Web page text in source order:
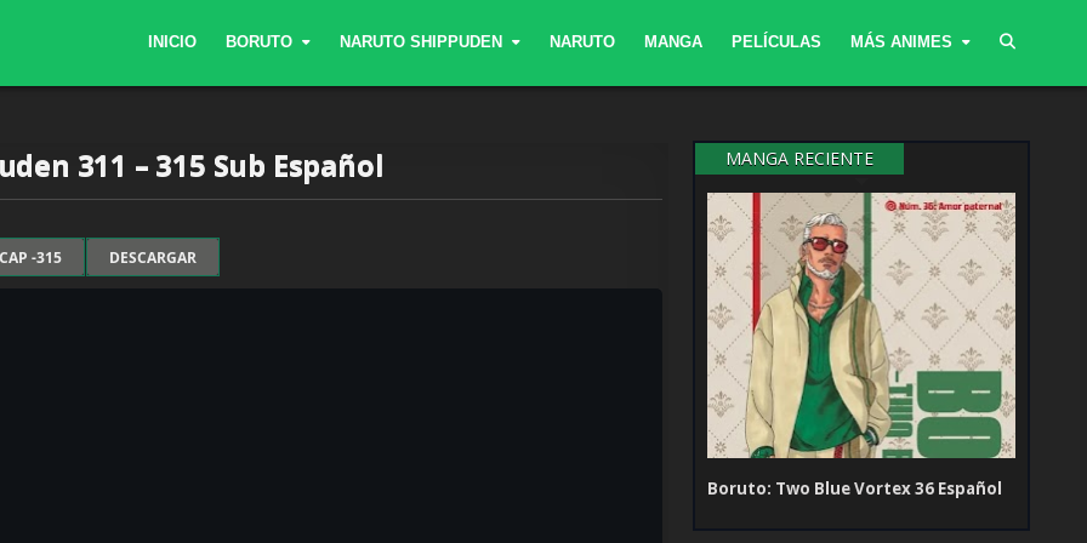
INICIO BORUTO NARUTO SHIPPUDEN NARUTO MANGA PELÍCULAS MÁS ANIMES
311 – 315 Sub Español
CAP -315 DESCARGAR
MANGA RECIENTE
Boruto: Two Blue Vortex 36 Español